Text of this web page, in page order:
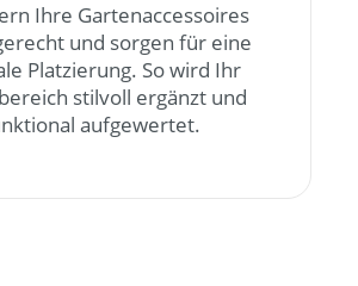
Ihre Gartenaccessoires
und sorgen für eine
Platzierung. So wird Ihr
stilvoll ergänzt und
aufgewertet.